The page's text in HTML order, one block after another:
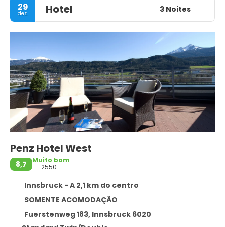
29
dez. Hotel 3 Noites
Penz Hotel West
8,7
Muito bom
2550
Innsbruck - A 2,1 km do centro
SOMENTE ACOMODAÇÃO
Fuerstenweg 183, Innsbruck 6020